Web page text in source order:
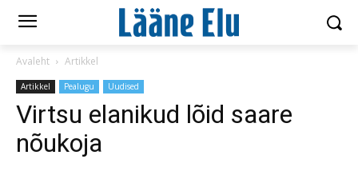
Avaleht Artikkel
Artikkel Pealugu Uudised
Virtsu elanikud lõid saare
nõukoja